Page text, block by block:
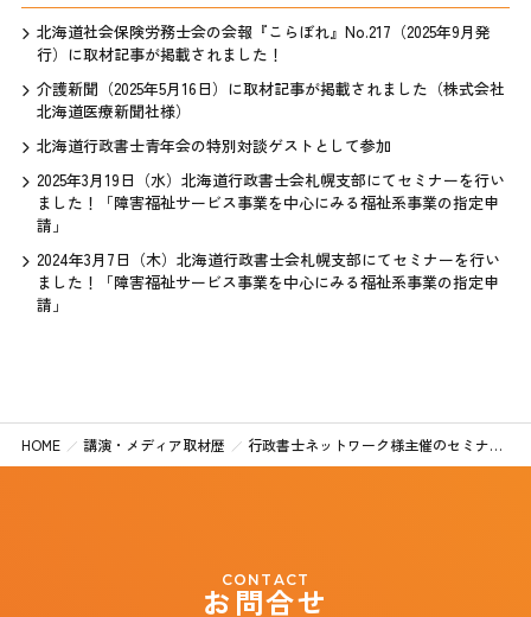
北海道社会保険労務士会の会報『こらぼれ』No.217（2025年9月発
行）に取材記事が掲載されました！
介護新聞（2025年5月16日）に取材記事が掲載されました（株式会社
北海道医療新聞社様）
北海道行政書士青年会の特別対談ゲストとして参加
2025年3月19日（水）北海道行政書士会札幌支部にてセミナーを行い
ました！「障害福祉サービス事業を中心にみる福祉系事業の指定申
請」
2024年3月7日（木）北海道行政書士会札幌支部にてセミナーを行い
ました！「障害福祉サービス事業を中心にみる福祉系事業の指定申
請」
HOME 講演・メディア取材歴 行政書士ネットワーク様主催のセミナーで、「行政書士業務としての介護・福祉関連事業への関わり」というテーマでセミナー講演をさせていただきました。
CONTACT
お問合せ